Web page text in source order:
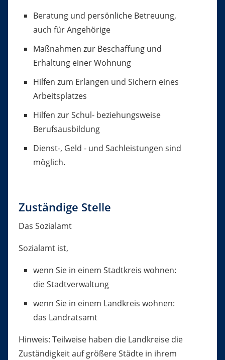
Beratung und persönliche Betreuung,
auch für Angehörige
Maßnahmen zur Beschaffung und
Erhaltung einer Wohnung
Hilfen zum Erlangen und Sichern eines
Arbeitsplatzes
Hilfen zur Schul- beziehungsweise
Berufsausbildung
Dienst-, Geld - und Sachleistungen sind
möglich.
Zuständige Stelle
Das Sozialamt
Sozialamt ist,
wenn Sie in einem Stadtkreis wohnen:
die Stadtverwaltung
wenn Sie in einem Landkreis wohnen:
das Landratsamt
Hinweis: Teilweise haben die Landkreise die
Zuständigkeit auf größere Städte in ihrem